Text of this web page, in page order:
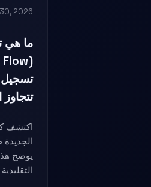
30, 2026
ما هي
تسجيل
تتجاوز
اكتشف
يوضح